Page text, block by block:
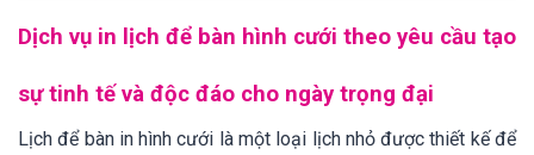
Dịch vụ in lịch để bàn hình cưới theo yêu cầu tạo
sự tinh tế và độc đáo cho ngày trọng đại
Lịch để bàn in hình cưới là một loại lịch nhỏ được thiết kế để